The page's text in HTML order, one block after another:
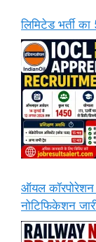
लिमिटेड भर्ती
ऑयल कॉरपोरेशन
नोटिफिकेशन